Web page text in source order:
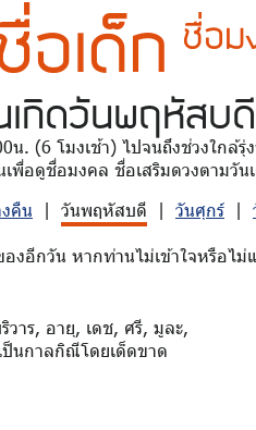
อเด็ก ชื่อม
กิดวันพฤหัสบดี
. (6 โมงเช้า) ไปจนถึงช่วงใกล้
พื่อดูชื่อมงคล ชื่อเสริมดวงตามวัน
คืน | วันพฤหัสบดี | วันศุกร์ |
งอีกวัน หากท่านไม่เข้าใจหรือไ
าร, อายุ, เดช, ศรี, มูละ,
นกาลกิณีโดยเด็ดขาด